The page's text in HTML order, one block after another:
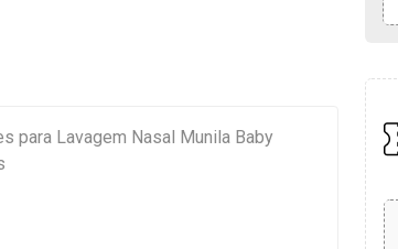
para Lavagem Nasal Munila Baby